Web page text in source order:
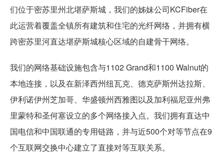
们位于密苏里州北堪萨斯城，我们的姊妹公司KCFiber在
此运营着覆盖全镇所有建筑和住宅的光纤网络，并拥有横
跨密苏里河直达堪萨斯城核心区域的自建骨干网络。
我们的网络基础设施包含与1102 Grand和1100 Walnut的
本地连接，以及在新泽西州纽瓦克、德克萨斯州达拉斯、
伊利诺伊州芝加哥、华盛顿州西雅图以及加利福尼亚州弗
里蒙特和圣何塞设立的多个网络接入点。我们拥有直达中
国电信和中国联通的专用链路，并与近500个对等节点在9
个互联网交换中心建立了直接对等互联关系。